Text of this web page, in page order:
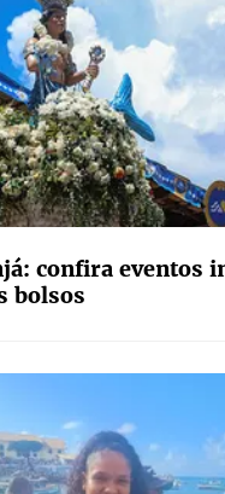
confira eventos
bolsos